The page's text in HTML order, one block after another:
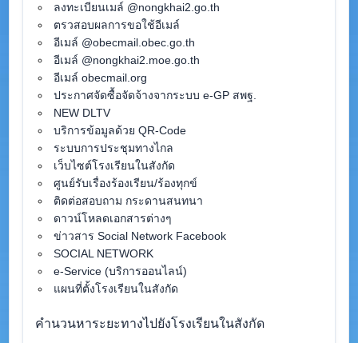
ลงทะเบียนเมล์ @nongkhai2.go.th
ตรวสอบผลการขอใช้อีเมล์
อีเมล์ @obecmail.obec.go.th
อีเมล์ @nongkhai2.moe.go.th
อีเมล์ obecmail.org
ประกาศจัดซื้อจัดจ้างจากระบบ e-GP สพฐ.
NEW DLTV
บริการข้อมูลด้วย QR-Code
ระบบการประชุมทางไกล
เว็บไซต์โรงเรียนในสังกัด
ศูนย์รับเรื่องร้องเรียน/ร้องทุกข์
ติดต่อสอบถาม กระดานสนทนา
ดาวน์โหลดเอกสารต่างๆ
ข่าวสาร Social Network Facebook
SOCIAL NETWORK
e-Service (บริการออนไลน์)
แผนที่ตั้งโรงเรียนในสังกัด
คำนวนหาระยะทางไปยังโรงเรียนในสังกัด